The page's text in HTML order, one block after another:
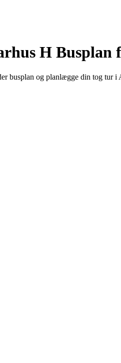
H Busplan
busplan og planlægge din tog tur